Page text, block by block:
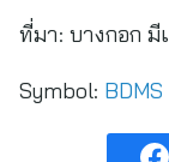
ที่มา: บางกอก มี
Symbol: BDMS